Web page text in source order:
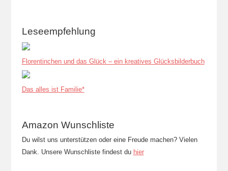
Leseempfehlung
Florentinchen und das Glück – ein kreatives Glücksbilderbuch
Das alles ist Familie*
Amazon Wunschliste
Du wilst uns unterstützen oder eine Freude machen? Vielen
Dank. Unsere Wunschliste findest du hier